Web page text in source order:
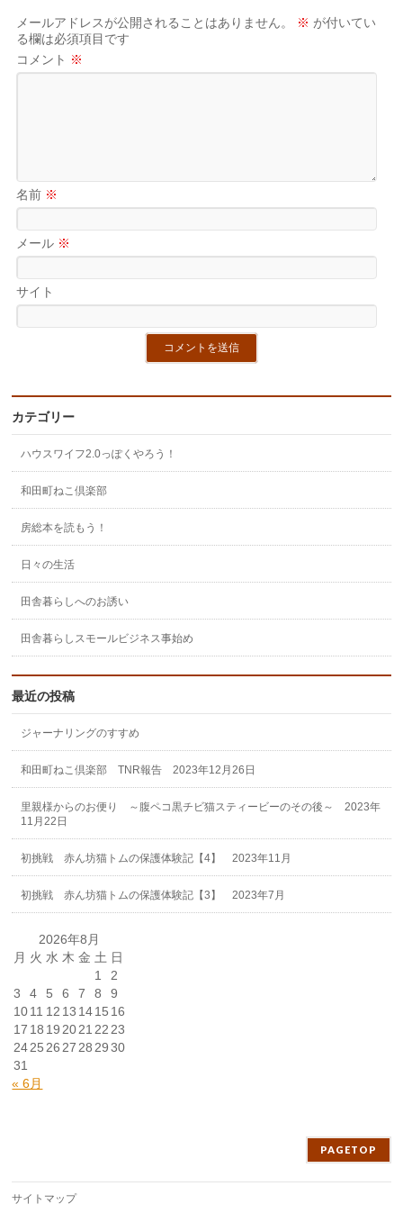
メールアドレスが公開されることはありません。 ※ が付いてい
る欄は必須項目です
コメント ※
名前 ※
メール ※
サイト
カテゴリー
ハウスワイフ2.0っぽくやろう！
和田町ねこ倶楽部
房総本を読もう！
日々の生活
田舎暮らしへのお誘い
田舎暮らしスモールビジネス事始め
最近の投稿
ジャーナリングのすすめ
和田町ねこ倶楽部 TNR報告 2023年12月26日
里親様からのお便り ～腹ペコ黒チビ猫スティービーのその後～ 2023年
11月22日
初挑戦 赤ん坊猫トムの保護体験記【4】 2023年11月
初挑戦 赤ん坊猫トムの保護体験記【3】 2023年7月
2026年8月
月 火 水 木 金 土 日
1
2
3
4 5 6 7 8
9
1011 12 13 1415 16
17 18 19 2021 22 23
2425 26 27 28 29 30
31
« 6月
PAGETOP
サイトマップ